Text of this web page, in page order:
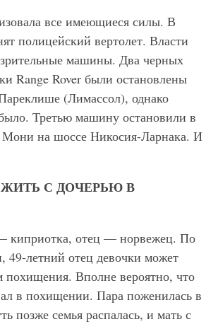
все имеющиеся силы. В
полицейский вертолет. Власти
машины. Два черных
Range Rover были остановлены
(Лимассол), однако
Третью машину остановили в
Мони на шоссе Никосия-Ларнака. И
С ДОЧЕРЬЮ В
киприотка, отец — норвежец. По
49-летний отец девочки может
похищения. Вполне вероятно, что
в похищении. Пара поженилась в
позже семья распалась, и мать с